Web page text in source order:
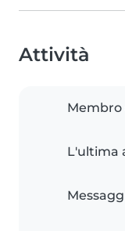
Attività
Membro
L'ultima